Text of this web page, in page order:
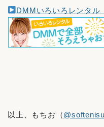
DMMいろいろレンタル
以上、もちお（